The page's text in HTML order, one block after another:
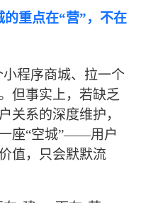
重点在“营”，不在
程序商城、拉一个
但事实上，若缺乏
关系的深度维护，
座“空城”——用户
值，只会默默流